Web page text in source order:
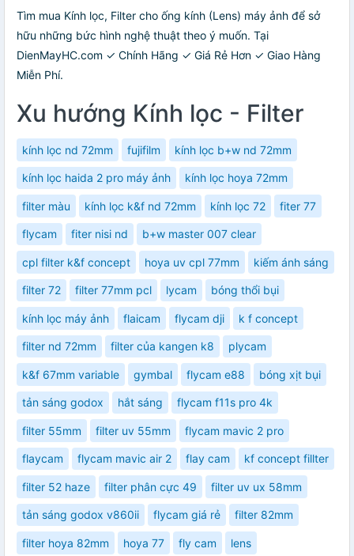
Tìm mua Kính lọc, Filter cho ống kính (Lens) máy ảnh để sở
hữu những bức hình nghệ thuật theo ý muốn. Tại
DienMayHC.com ✓ Chính Hãng ✓ Giá Rẻ Hơn ✓ Giao Hàng
Miễn Phí.
Xu hướng Kính lọc - Filter
kính lọc nd 72mm fujifilm kính lọc b+w nd 72mm
kính lọc haida 2 pro máy ảnh kính lọc hoya 72mm
filter màu kính lọc k&f nd 72mm kính lọc 72 fiter 77
flycam fiter nisi nd b+w master 007 clear
cpl filter k&f concept hoya uv cpl 77mm kiếm ánh sáng
filter 72 filter 77mm pcl lycam bóng thổi bụi
kính lọc máy ảnh flaicam flycam dji k f concept
filter nd 72mm filter của kangen k8 plycam
k&f 67mm variable gymbal flycam e88 bóng xịt bụi
tản sáng godox hắt sáng flycam f11s pro 4k
filter 55mm filter uv 55mm flycam mavic 2 pro
flaycam flycam mavic air 2 flay cam kf concept fillter
filter 52 haze filter phân cực 49 filter uv ux 58mm
tản sáng godox v860ii flycam giá rẻ filter 82mm
filter hoya 82mm hoya 77 fly cam lens